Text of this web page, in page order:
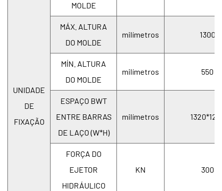
UNIDADE
DE
FIXAÇÃO
MOLDE
MÁX. ALTURA
DO MOLDE
milímetros 1300
MÍN. ALTURA
DO MOLDE
milímetros 550
ESPAÇO BWT
ENTRE BARRAS
DE LAÇO (W*H)
milímetros
FORÇA DO
EJETOR
HIDRÁULICO
KN 300